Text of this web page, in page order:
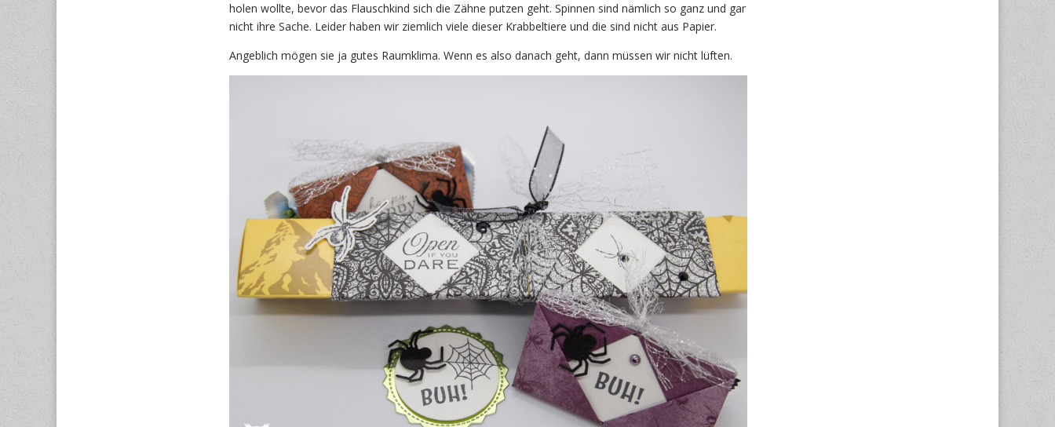
holen wollte, bevor das Flauschkind sich die Zähne putzen geht. Spinnen sind nämlich so ganz und gar
nicht ihre Sache. Leider haben wir ziemlich viele dieser Krabbeltiere und die sind nicht aus Papier.
Angeblich mögen sie ja gutes Raumklima. Wenn es also danach geht, dann müssen wir nicht lüften.